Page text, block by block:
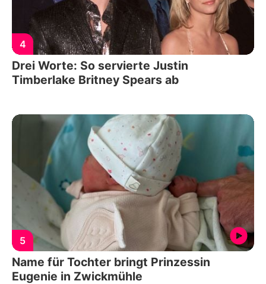
4
Drei Worte: So servierte Justin
Timberlake Britney Spears ab
5
Name für Tochter bringt Prinzessin
Eugenie in Zwickmühle